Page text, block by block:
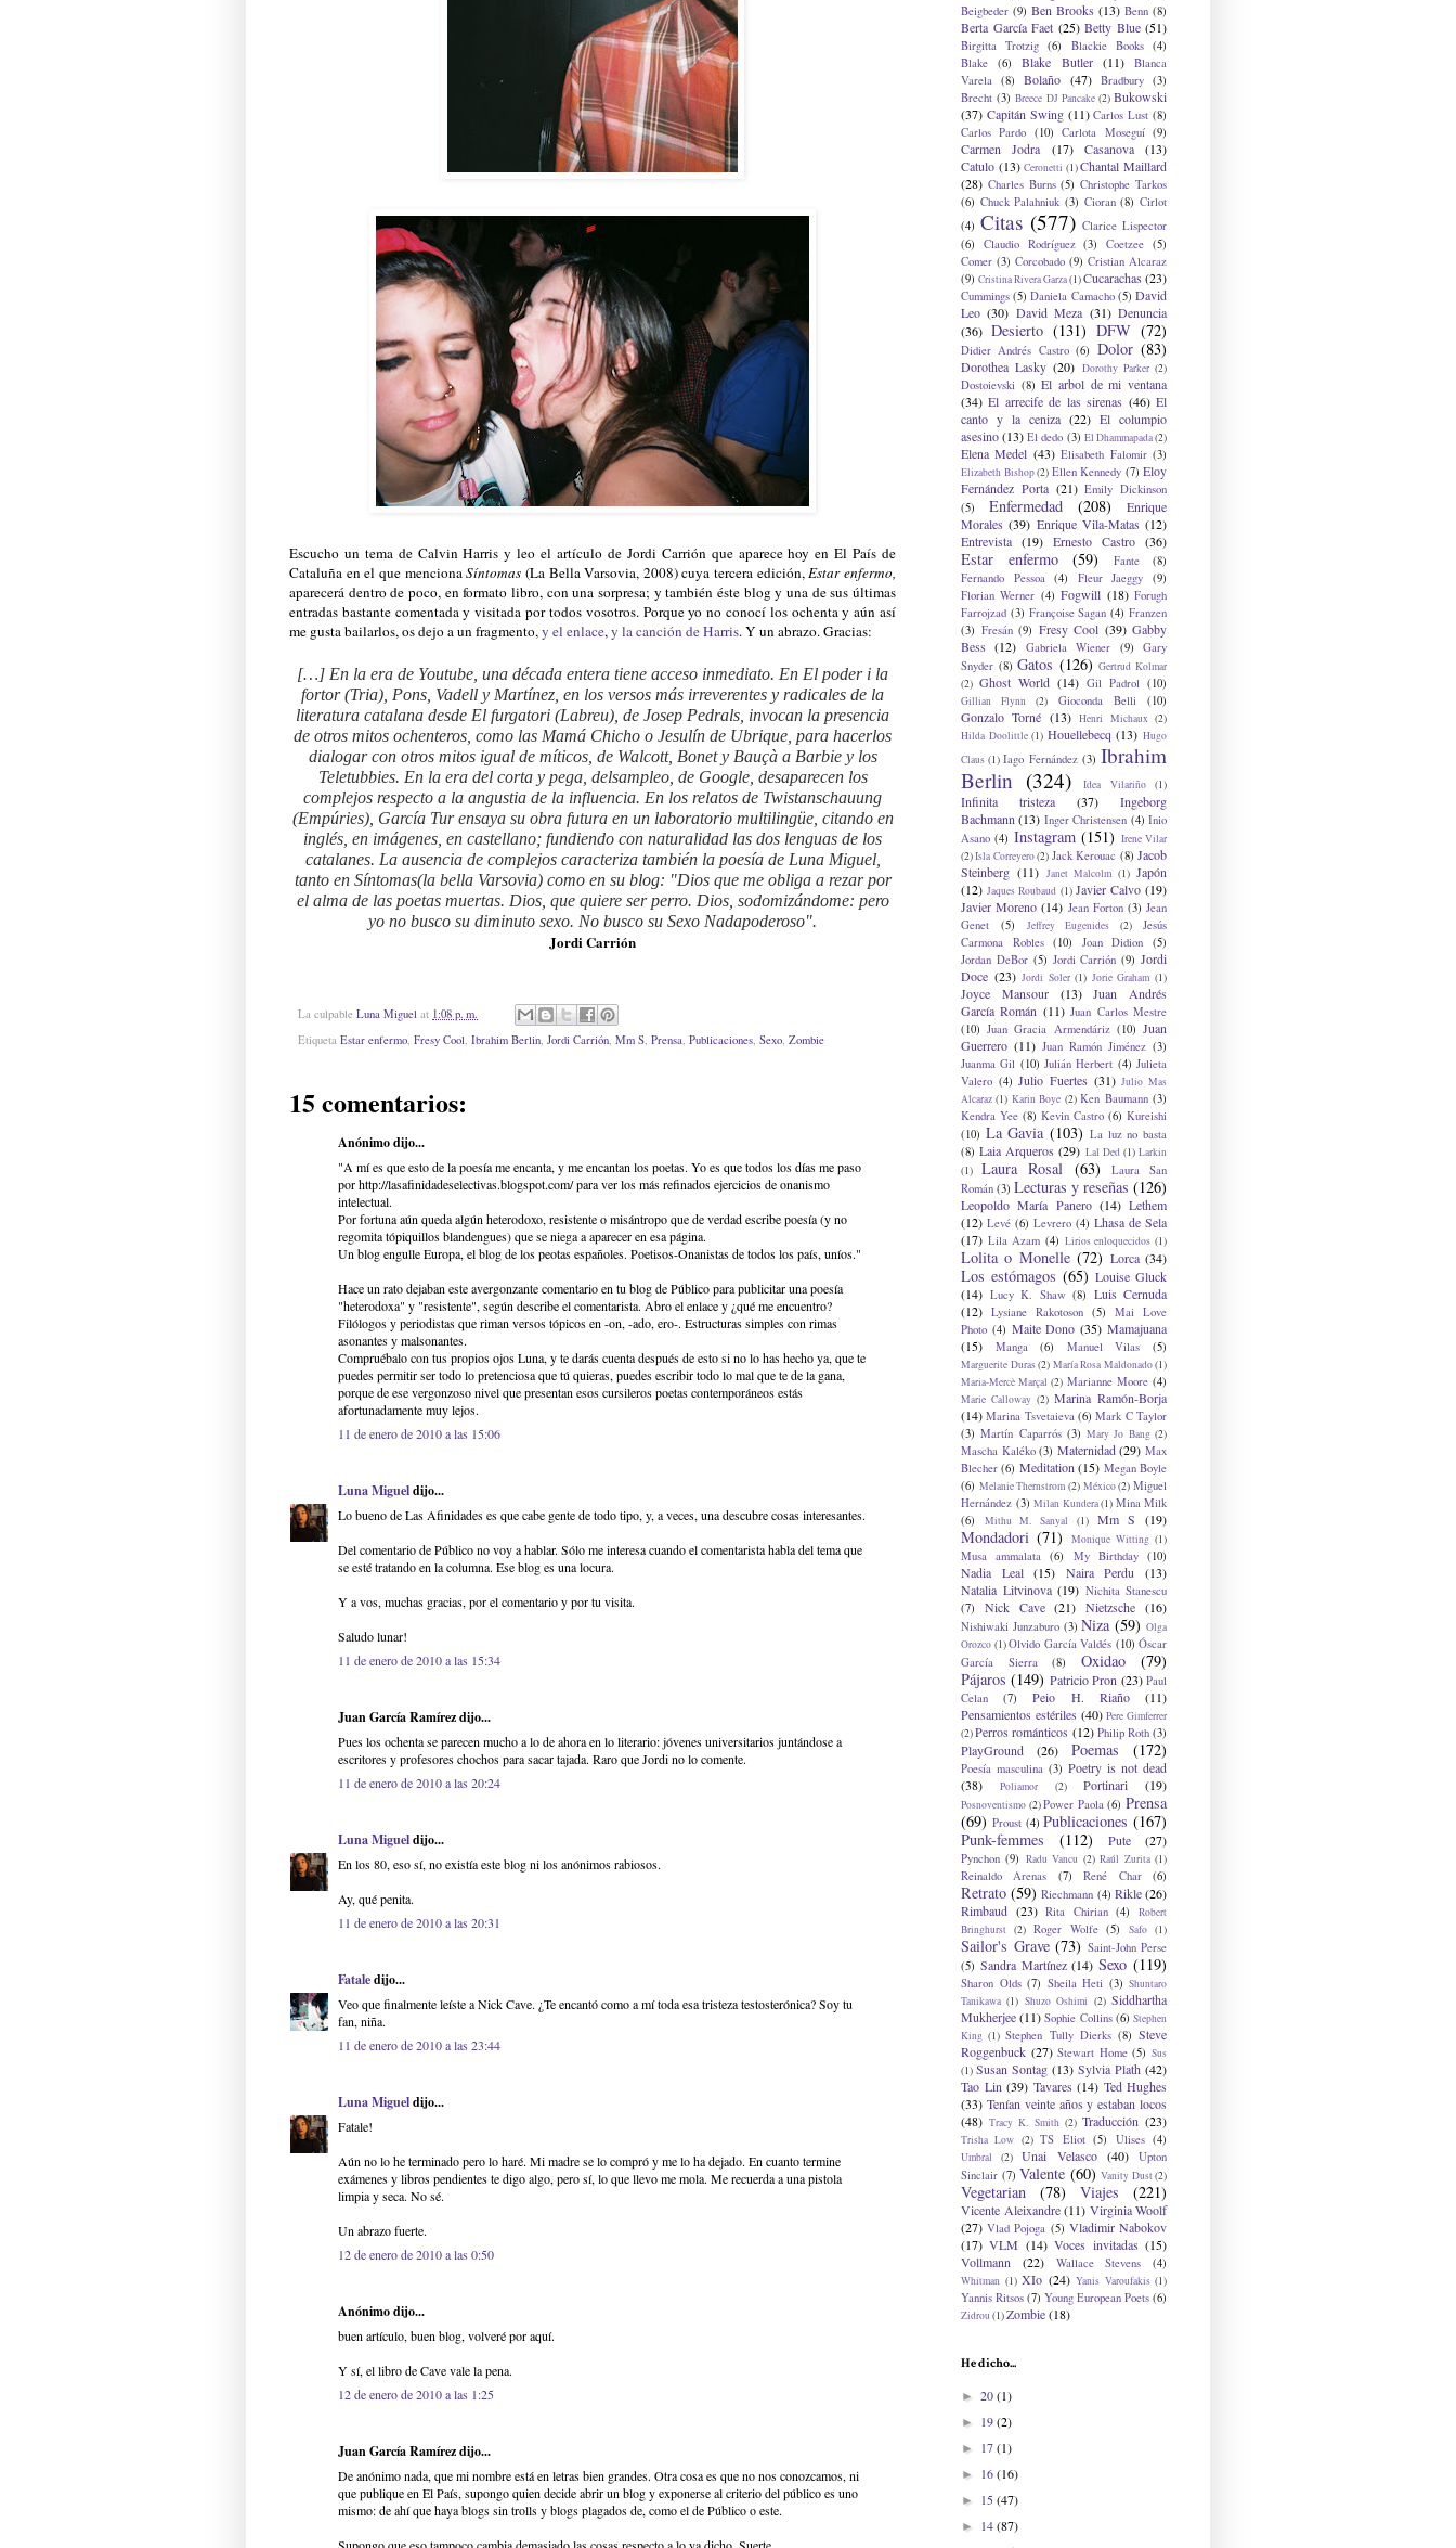
Escucho un tema de Calvin Harris y leo el artículo de Jordi Carrión que aparece hoy en El País de
Cataluña en el que mencionaSíntomas (La Bella Varsovia, 2008) cuya tercera edición,Estar enfermo,
aparecerá dentro de poco, en formato libro, con una sorpresa; y también éste blog y una de sus últimas
entradas bastante comentada y visitada por todos vosotros. Porque yo no conocí los ochenta y aún así
me gusta bailarlos, os dejo a un fragmento,y el enlace,y la canción de Harris. Y un abrazo. Gracias:
[…] En la era de Youtube, una década entera tiene acceso inmediato. En El poder i la
fortor (Tria), Pons, Vadell y Martínez, en los versos más irreverentes y radicales de la
literatura catalana desde El furgatori (Labreu), de Josep Pedrals, invocan la presencia
de otros mitos ochenteros, como las Mamá Chicho o Jesulín de Ubrique, para hacerlos
dialogar con otros mitos igual de míticos, de Walcott, Bonet y Bauçà a Barbie y los
Teletubbies. En la era del corta y pega, delsampleo, de Google, desaparecen los
complejos respecto a la angustia de la influencia. En los relatos de Twistanschauung
(Empúries), García Tur ensaya su obra futura en un laboratorio multilingüe, citando en
inglés, en imágenes, en castellano; fundiendo con naturalidad las dos lenguas de los
catalanes. La ausencia de complejos caracteriza también la poesía de Luna Miguel,
tanto en Síntomas(la bella Varsovia) como en su blog: "Dios que me obliga a rezar por
el alma de las poetas muertas. Dios, que quiere ser perro. Dios, sodomizándome: pero
yo no busco su diminuto sexo. No busco su Sexo Nadapoderoso".
Jordi Carrión
La culpable Luna Miguel at 1:08 p. m.
Etiqueta Estar enfermo, Fresy Cool, Ibrahim Berlin, Jordi Carrión, Mm S, Prensa, Publicaciones, Sexo, Zombie
15 comentarios:
Anónimo dijo...
"A mí es que esto de la poesía me encanta, y me encantan los poetas. Yo es que todos los días me paso
por http://lasafinidadeselectivas.blogspot.com/ para ver los más refinados ejercicios de onanismo
intelectual.
Por fortuna aún queda algún heterodoxo, resistente o misántropo que de verdad escribe poesía (y no
regomita tópiquillos blandengues) que se niega a aparecer en esa página.
Un blog engulle Europa, el blog de los peotas españoles. Poetisos-Onanistas de todos los país, uníos."
Hace un rato dejaban este avergonzante comentario en tu blog de Público para publicitar una poesía
"heterodoxa" y "resistente", según describe el comentarista. Abro el enlace y ¿qué me encuentro?
Filólogos y periodistas que riman versos tópicos en -on, -ado, ero-. Estructuras simples con rimas
asonantes y malsonantes.
Compruébalo con tus propios ojos Luna, y te darás cuenta después de esto si no lo has hecho ya, que te
puedes permitir ser todo lo pretenciosa que tú quieras, puedes escribir todo lo mal que te de la gana,
porque de ese vergonzoso nivel que presentan esos cursileros poetas contemporáneos estás
afortunadamente muy lejos.
11 de enero de 2010 a las 15:06
Luna Migueldijo...
Lo bueno de Las Afinidades es que cabe gente de todo tipo, y, a veces, una descubre cosas interesantes.
Del comentario de Público no voy a hablar. Sólo me interesa cuando el comentarista habla del tema que
se esté tratando en la columna. Ese blog es una locura.
Y a vos, muchas gracias, por el comentario y por tu visita.
Saludo lunar!
11 de enero de 2010 a las 15:34
Juan García Ramírez dijo...
Pues los ochenta se parecen mucho a lo de ahora en lo literario: jóvenes universitarios juntándose a
escritores y profesores chochos para sacar tajada. Raro que Jordi no lo comente.
11 de enero de 2010 a las 20:24
Luna Migueldijo...
En los 80, eso sí, no existía este blog ni los anónimos rabiosos.
Ay, qué penita.
11 de enero de 2010 a las 20:31
Fataledijo...
Veo que finalmente leíste a Nick Cave. ¿Te encantó como a mí toda esa tristeza testosterónica? Soy tu
fan, niña.
11 de enero de 2010 a las 23:44
Luna Migueldijo...
Fatale!
Aún no lo he terminado pero lo haré. Mi madre se lo compró y me lo ha dejado. En cuanto termine
exámenes y libros pendientes te digo algo, pero sí, lo que llevo me mola. Me recuerda a una pistola
limpia y seca. No sé.
Un abrazo fuerte.
12 de enero de 2010 a las 0:50
Anónimo dijo...
buen artículo, buen blog, volveré por aquí.
Y sí, el libro de Cave vale la pena.
12 de enero de 2010 a las 1:25
Juan García Ramírez dijo...
De anónimo nada, que mi nombre está en letras bien grandes. Otra cosa es que no nos conozcamos, ni
que publique en El País, supongo quien decide abrir un blog y exponerse al criterio del público es uno
mismo: de ahí que haya blogs sin trolls y blogs plagados de, como el de Público o este.
Beigbeder (9) Ben Brooks (13) Benn (8)
Berta García Faet (25) Betty Blue (51)
Birgitta Trotzig (6) Blackie Books (4)
Blake
(6) Blake Butler (11)
Blanca
Varela
(8) Bolaño (47) Bradbury (3)
Brecht (3) Breece DJ Pancake (2) Bukowski
(37) Capitán Swing (11) Carlos Lust (8)
Carlos Pardo (10) Carlota Moseguí (9)
Carmen Jodra (17) Casanova
(13)
Catulo (13) Ceronetti (1) Chantal Maillard
(28) Charles Burns (5) Christophe Tarkos
(6) Chuck Palahniuk (3) Cioran (8) Cirlot
(4) Citas (577) Clarice Lispector
(6)
Claudio Rodríguez (3) Coetzee (5)
Comer (3) Corcobado (9) Cristian Alcaraz
(9) Cristina Rivera Garza(1)Cucarachas (23)
Cummings (5) Daniela Camacho (5) David
Leo (30) David Meza (31) Denuncia
(36) Desierto (131) DFW (72)
Didier Andrés Castro (6) Dolor (83)
Dorothea Lasky (20) Dorothy Parker (2)
Dostoievski (8) El arbol de mi ventana
(34) El arrecife de las sirenas (46) El
canto y la ceniza (22) El columpio
asesino(13) El dedo (3) El Dhammapada(2)
Elena Medel (43) Elisabeth Falomir (3)
Elizabeth Bishop(2) Ellen Kennedy (7) Eloy
Fernández Porta (21) Emily Dickinson
(5)
Enfermedad (208)
Enrique
Morales (39) Enrique Vila-Matas (12)
Entrevista (19) Ernesto Castro (36)
Estar enfermo (59) Fante
(8)
Fernando Pessoa
(4) Fleur Jaeggy
(9)
Florian Werner (4) Fogwill (18) Forugh
Farrojzad (3) Françoise Sagan (4) Franzen
(3) Fresán (9) Fresy Cool (39) Gabby
Bess (12) Gabriela Wiener (9)
Gary
Snyder (8) Gatos (126) Gertrud Kolmar
(2) Ghost World (14) Gil Padrol (10)
Gillian Flynn (2) Gioconda Belli (10)
Gonzalo Torné (13) Henri Michaux (2)
Hilda Doolittle (1) Houellebecq (13) Hugo
Claus (1) Iago Fernández (3) Ibrahim
Berlin (324) Idea Vilariño (1)
Infinita tristeza (37)
Ingeborg
Bachmann (13) Inger Christensen (4) Inio
Asano (4) Instagram (151) Irene Vilar
(2)Isla Correyero(2) Jack Kerouac (8) Jacob
Steinberg (11) Janet Malcolm (1) Japón
(12) Jaques Roubaud (1) Javier Calvo (19)
Javier Moreno (14) Jean Forton (3) Jean
Genet
(5) Jeffrey Eugenides (2)
Jesús
Carmona Robles
(10) Joan Didion
(5)
Jordan DeBor (5) Jordi Carrión (9) Jordi
Doce (23) Jordi Soler (1) Jorie Graham (1)
Joyce Mansour (13)
Juan Andrés
García Román (11) Juan Carlos Mestre
(10) Juan Gracia Armendáriz (10) Juan
Guerrero (11) Juan Ramón Jiménez (3)
Juanma Gil (10) Julián Herbert (4) Julieta
Valero (4) Julio Fuertes (31) Julio Mas
Alcaraz (1) Karin Boye (2) Ken Baumann (3)
Kendra Yee (8) Kevin Castro (6) Kureishi
(10) La Gavia (103) La luz no basta
(8) Laia Arqueros (29) Lal Ded (1) Larkin
(1)
Laura Rosal (63)
Laura San
Román (3) Lecturas y reseñas (126)
Leopoldo María Panero (14) Lethem
(12) Levé (6) Levrero (4) Lhasa de Sela
(17) Lila Azam (4) Lirios enloquecidos (1)
Lolita o Monelle (72) Lorca (34)
Los estómagos (65) Louise Gluck
(14) Lucy K. Shaw (8) Luis Cernuda
(12) Lysiane Rakotoson (5)
Mai Love
Photo (4) Maite Dono (35) Mamajuana
(15)
Manga (6) Manuel Vilas (5)
Marguerite Duras(2) María Rosa Maldonado(1)
Maria-Mercè Marçal (2) Marianne Moore (4)
Marie Calloway (2) Marina Ramón-Borja
(14) Marina Tsvetaieva (6) Mark C Taylor
(3) Martín Caparrós (3) Mary Jo Bang (2)
Mascha Kaléko (3) Maternidad (29) Max
Blecher (6) Meditation (15) Megan Boyle
(6) Melanie Thernstrom (2) México (2) Miguel
Hernández (3) Milan Kundera(1) Mina Milk
(6)
Mithu M. Sanyal (1) Mm S (19)
Mondadori (71) Monique Witting (1)
Musa ammalata (6) My Birthday (10)
Nadia Leal (15) Naira Perdu
(13)
Natalia Litvinova (19) Nichita Stanescu
(7)
Nick Cave (21) Nietzsche (16)
Nishiwaki Junzaburo (3) Niza (59) Olga
Orozco (1)Olvido García Valdés (10) Óscar
García Sierra
(8) Oxidao
(79)
Pájaros (149) Patricio Pron (23) Paul
Celan
(7) Peio H. Riaño
(11)
Pensamientos estériles (40) Pere Gimferrer
(2)Perros románticos (12) Philip Roth (3)
PlayGround (26) Poemas (172)
Poesía masculina (3) Poetry is not dead
(38)
Poliamor (2) Portinari (19)
Posnoventismo (2) Power Paola (6) Prensa
(69) Proust (4) Publicaciones (167)
Punk-femmes
(112) Pute (27)
Pynchon (9) Radu Vancu (2) Raúl Zurita (1)
Reinaldo Arenas (7) René Char (6)
Retrato (59) Riechmann (4) Rikle (26)
Rimbaud (23) Rita Chirian (4)
Robert
Bringhurst (2) Roger Wolfe (5) Safo (1)
Sailor's Grave (73) Saint-John Perse
(5) Sandra Martínez (14) Sexo (119)
Sharon Olds (7) Sheila Heti (3) Shuntaro
Tanikawa (1) Shuzo Oshimi (2) Siddhartha
Mukherjee (11) Sophie Collins (6) Stephen
King (1) Stephen Tully Dierks (8) Steve
Roggenbuck (27) Stewart Home (5) Sus
(1) Susan Sontag (13) Sylvia Plath (42)
Tao Lin (39) Tavares (14) Ted Hughes
(33) Tenían veinte años y estaban locos
(48) Tracy K. Smith (2) Traducción (23)
Trisha Low (2) TS Eliot (5) Ulises (4)
Umbral (2) Unai Velasco (40)
Upton
Sinclair (7) Valente (60) Vanity Dust(2)
Vegetarian (78) Viajes (221)
Vicente Aleixandre (11) Virginia Woolf
(27) Vlad Pojoga (5) Vladimir Nabokov
(17) VLM (14) Voces invitadas (15)
Vollmann
(22) Wallace Stevens (4)
Whitman (1) XIo (24) Yanis Varoufakis (1)
Yannis Ritsos (7) Young European Poets (6)
Zidrou(1)Zombie(18)
He dicho...
► 20(1)
► 19(2)
► 17(1)
► 16(16)
► 15(47)
► 14(87)